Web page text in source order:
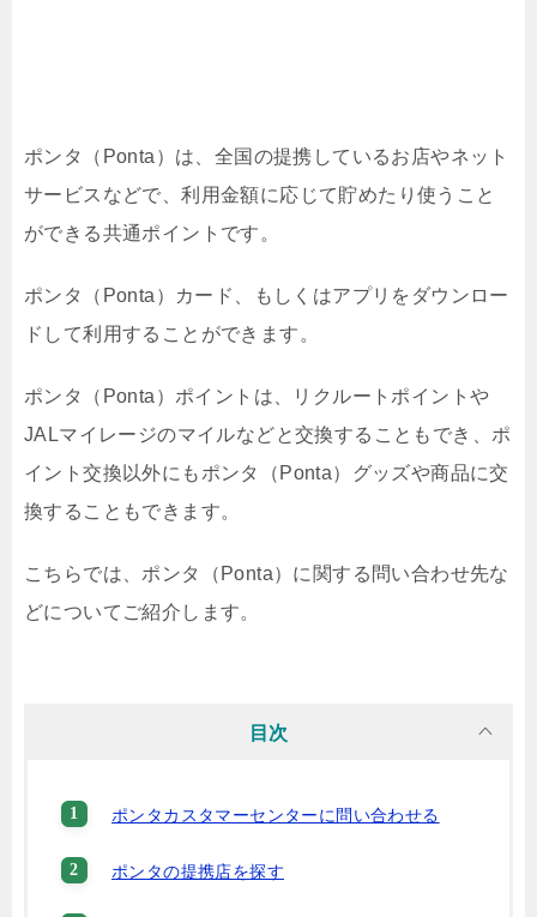
ポンタ（Ponta）は、全国の提携しているお店やネット
サービスなどで、利用金額に応じて貯めたり使うこと
ができる共通ポイントです。
ポンタ（Ponta）カード、もしくはアプリをダウンロー
ドして利用することができます。
ポンタ（Ponta）ポイントは、リクルートポイントや
JALマイレージのマイルなどと交換することもでき、ポ
イント交換以外にもポンタ（Ponta）グッズや商品に交
換することもできます。
こちらでは、ポンタ（Ponta）に関する問い合わせ先な
どについてご紹介します。
目次
ポンタカスタマーセンターに問い合わせる
ポンタの提携店を探す